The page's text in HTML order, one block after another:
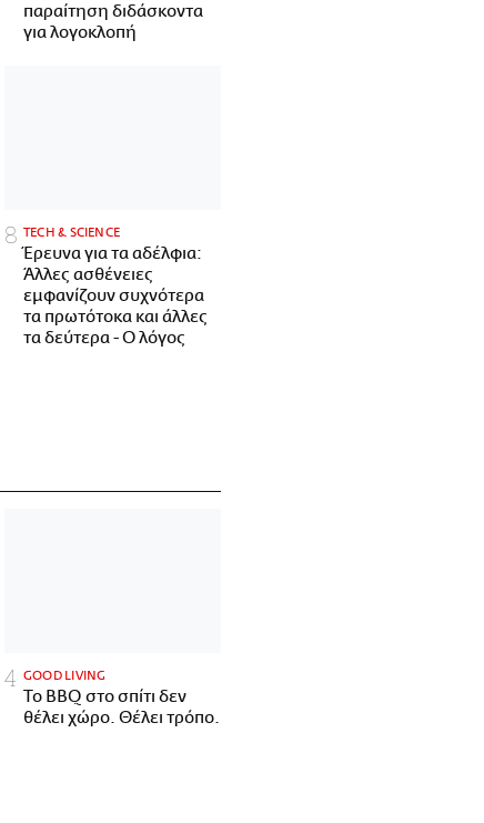
παραίτηση διδάσκοντα
για λογοκλοπή
ΤECH & SCIENCE
Έρευνα για τα αδέλφια:
Άλλες ασθένειες
εμφανίζουν συχνότερα
τα πρωτότοκα και άλλες
τα δεύτερα - Ο λόγος
GOOD LIVING
Το BBQ στο σπίτι δεν
θέλει χώρο. Θέλει τρόπο.